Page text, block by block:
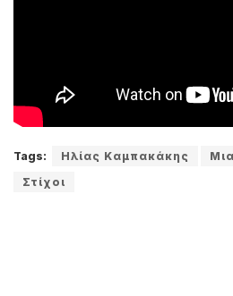
Tags: Ηλίας Καμπακάκης
Στίχοι